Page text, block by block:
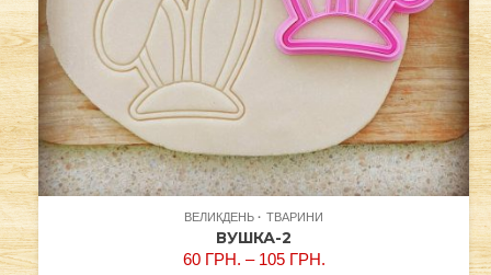
ВЕЛИКДЕНЬ ТВАРИНИ
ВУШКА-2
60 ГРН. – 105 ГРН.